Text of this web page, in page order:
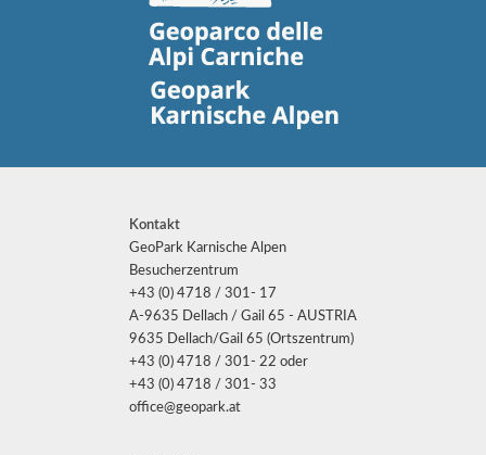
Kontakt
GeoPark Karnische Alpen
Besucherzentrum
+43 (0) 4718 / 301- 17
A-9635 Dellach / Gail 65 - AUSTRIA
9635 Dellach/Gail 65 (Ortszentrum)
+43 (0) 4718 / 301- 22 oder
+43 (0) 4718 / 301- 33
office@geopark.at